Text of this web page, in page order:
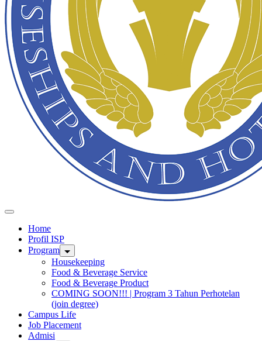
Home
Profil ISP
Program
Housekeeping
Food & Beverage Service
Food & Beverage Product
COMING SOON!!! | Program 3 Tahun Perhotelan
(join degree)
Campus Life
Job Placement
Admisi